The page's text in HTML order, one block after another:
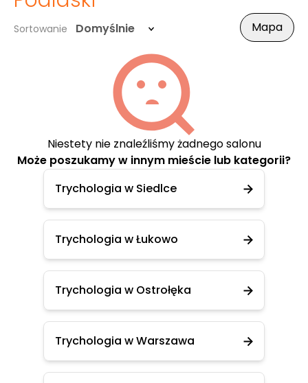
Sortowanie Domyślnie Mapa
Niestety nie znaleźliśmy żadnego salonu
Może poszukamy w innym mieście lub kategorii?
Trychologia w Siedlce
Trychologia w Łukowo
Trychologia w Ostrołęka
Trychologia w Warszawa